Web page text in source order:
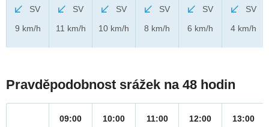
SV
9 km/h
SV
11 km/h
SV
10 km/h
SV
8 km/h
SV
6 km/h
SV
4 km/h
Pravděpodobnost srážek na 48 hodin
09:00
10:00
11:00
12:00
13:00